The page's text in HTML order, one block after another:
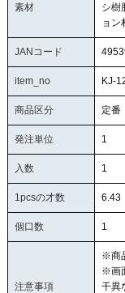
素材
シ樹
ョン
JANコード
item_no KJ-
商品区分 定番
発注単位 1
入数 1
1pcsの才数 6.43
個口数 1
注意事項
※商
※画
干異